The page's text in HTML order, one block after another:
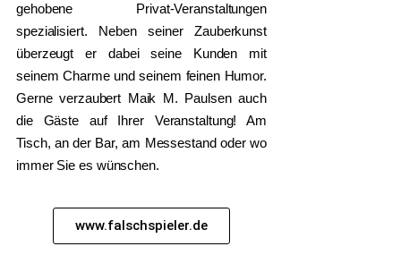
gehobene Privat-Veranstaltungen
spezialisiert. Neben seiner Zauberkunst
überzeugt er dabei seine Kunden mit
seinem Charme und seinem feinen Humor.
Gerne verzaubert Maik M. Paulsen auch
die Gäste auf Ihrer Veranstaltung! Am
Tisch, an der Bar, am Messestand oder wo
immer Sie es wünschen.
www.falschspieler.de